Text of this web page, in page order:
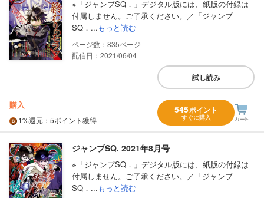
※「ジャンプSQ．」デジタル版には、紙版の付録は
付属しません。ご了承ください。／「ジャンプ
SQ．...もっと読む
835
配信日：2021/06/04
試し読み
購入
1%還元 ：5ポイント獲得
545ポイント
すぐに購入
ジャンプSQ. 2021年8月号
※「ジャンプSQ．」デジタル版には、紙版の付録は
付属しません。ご了承ください。／「ジャンプ
SQ．...もっと読む